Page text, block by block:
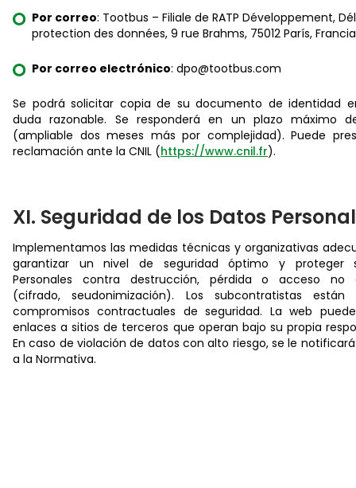
Por correo: Tootbus – Filiale de RATP Développement,
protection des données, 9 rue Brahms, 75012 París,
Por correo electrónico: dpo@tootbus.com
Se podrá solicitar copia de su documento de identidad
duda razonable. Se responderá en un plazo máximo
(ampliable dos meses más por complejidad). Puede
reclamación ante la CNIL (https://www.cnil.fr).
XI. Seguridad de los Datos
Implementamos las medidas técnicas y organizativas
garantizar un nivel de seguridad óptimo y proteger
Personales contra destrucción, pérdida o acceso no
(cifrado, seudonimización). Los subcontratistas
compromisos contractuales de seguridad. La web
enlaces a sitios de terceros que operan bajo su propia
En caso de violación de datos con alto riesgo, se le
a la Normativa.